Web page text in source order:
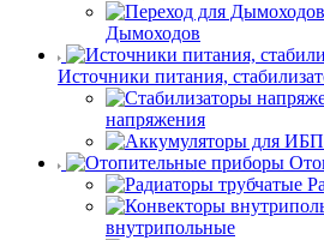
Дымоходов
Источники питания,
напряжения
внутрипольные